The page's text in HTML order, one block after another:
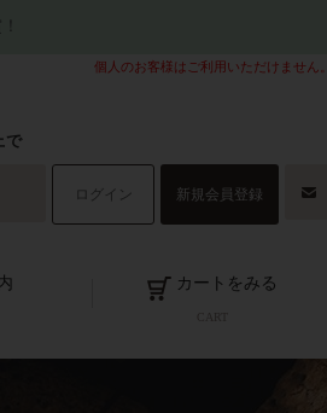
個人のお客様はご利用いただけません。
で
ログイン 新規会員登録
カートをみる